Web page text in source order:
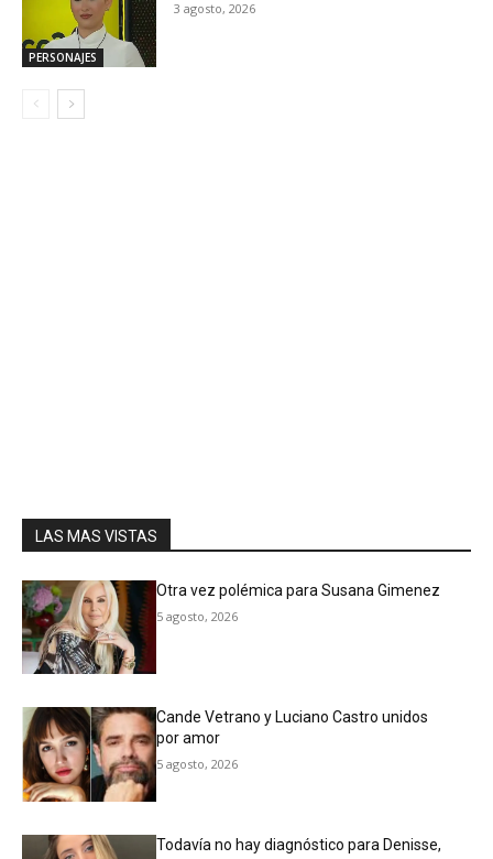
PERSONAJES
3 agosto, 2026
LAS MAS VISTAS
Otra vez polémica para Susana Gimenez
5 agosto, 2026
Cande Vetrano y Luciano Castro unidos
por amor
5 agosto, 2026
Todavía no hay diagnóstico para Denisse,